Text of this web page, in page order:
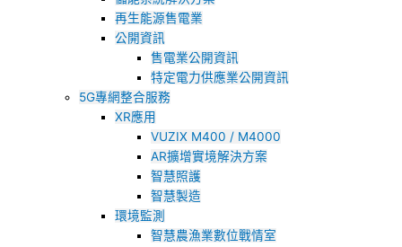
再生能源售電業
公開資訊
售電業公開資訊
特定電力供應業公開資訊
5G專網整合服務
XR應用
VUZIX M400 / M4000
AR擴增實境解決方案
智慧照護
智慧製造
環境監測
智慧農漁業數位戰情室